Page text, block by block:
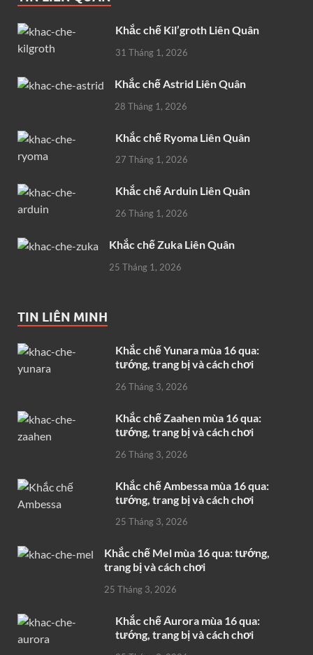
Khắc chế Kil’groth Liên Quân
31 Tháng 1, 2026
Khắc chế Astrid Liên Quân
28 Tháng 1, 2026
Khắc chế Ryoma Liên Quân
27 Tháng 1, 2026
Khắc chế Arduin Liên Quân
26 Tháng 1, 2026
Khắc chế Zuka Liên Quân
25 Tháng 1, 2026
TIN LIÊN MINH
Khắc chế Yunara mùa 16 qua:
tướng, trang bị và cách chơi
26 Tháng 3, 2026
Khắc chế Zaahen mùa 16 qua:
tướng, trang bị và cách chơi
26 Tháng 3, 2026
Khắc chế Ambessa mùa 16 qua:
tướng, trang bị và cách chơi
25 Tháng 3, 2026
Khắc chế Mel mùa 16 qua: tướng,
trang bị và cách chơi
25 Tháng 3, 2026
Khắc chế Aurora mùa 16 qua:
tướng, trang bị và cách chơi